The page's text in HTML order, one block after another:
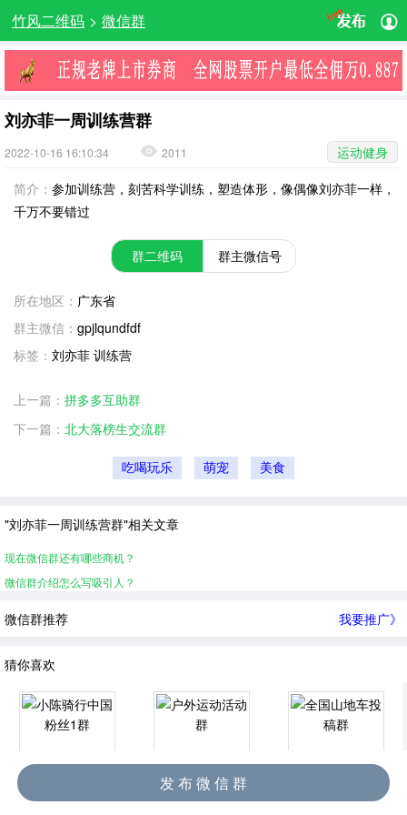
竹风二维码 > 微信群
刘亦菲一周训练营群
2022-10-16 16:10:34 2011
运动健身
简介： 参加训练营，刻苦科学训练，塑造体形，像偶像刘亦菲一样，
千万不要错过
群二维码 群主微信号
所在地区： 广东省
群主微信： gpjlqundfdf
标签： 刘亦菲 训练营
上一篇： 拼多多互助群
下一篇： 北大落榜生交流群
吃喝玩乐 萌宠 美食
"刘亦菲一周训练营群"相关文章
现在微信群还有哪些商机？
微信群介绍怎么写吸引人？
微信群推荐 我要推广》
猜你喜欢
小陈骑行中国粉丝1群 户外运动活动群 全国山地车投稿群
发 布 微 信 群